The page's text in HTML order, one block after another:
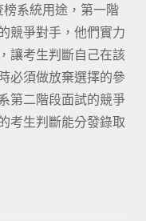
系統用途，第一階
競爭對手，他們實力
讓考生判斷自己在該
必須做放棄選擇的參
第二階段面試的競爭
考生判斷能分發錄取